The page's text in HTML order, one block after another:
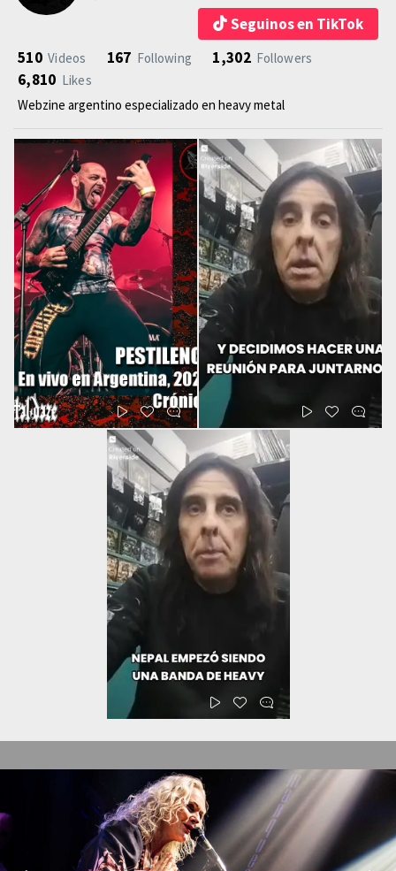
Seguinos en TikTok
510 Videos 167 Following 1,302 Followers
6,810 Likes
Webzine argentino especializado en heavy metal